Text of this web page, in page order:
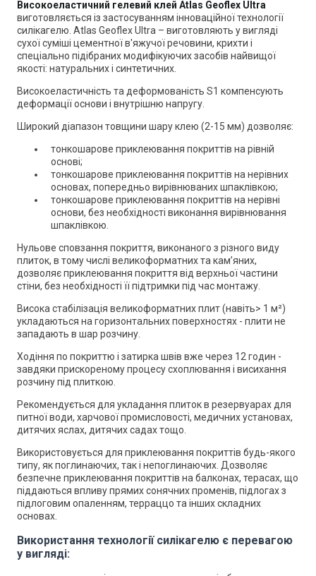
Високоеластичний гелевий клей Atlas Geoflex Ultra
виготовляється із застосуванням інноваційної технології
силікагелю. Atlas Geoflex Ultra – виготовляють увигляді
сухої суміші цементної в'яжучої речовини, крихти і
спеціально підібраних модифікуючих засобів найвищої
якості: натуральних і синтетичних.
Високоеластичність та деформованість S1 компенсують
деформації основи і внутрішню напругу.
Широкий діапазон товщини шару клею (2-15 мм) дозволяє:
тонкошарове приклеювання покриттів на рівній
основі;
тонкошарове приклеювання покриттів на нерівних
основах, попередньо вирівнюваних шпаклівкою;
тонкошарове приклеювання покриттів на нерівні
основи, без необхідності виконання вирівнювання
шпаклівкою.
Нульове сповзання покриття, виконаного з різного виду
плиток, в тому числі великоформатних та кам’яних,
дозволяє приклеювання покриття від верхньої частини
стіни, без необхідності її підтримки під час монтажу.
Висока стабілізація великоформатних плит (навіть> 1 м²)
укладаються на горизонтальних поверхностях - плити не
западають в шар розчину.
Ходіння по покриттю і затирка швів вже через 12 годин -
завдяки прискореному процесу схоплювання і висихання
розчину під плиткою.
Рекомендується для укладання плиток в резервуарах для
питної води, харчової промисловості, медичних установах,
дитячих яслах, дитячих садах тощо.
Використовується для приклеювання покриттів будь-якого
типу, як поглинаючих, так і непоглинаючих. Дозволяє
безпечне приклеювання покриттів на балконах, терасах, що
піддаються впливу прямих сонячних променів, підлогах з
підлоговим опаленням, терраццо та інших складних
основах.
Використання технології силікагелю є перевагою
у вигляді: